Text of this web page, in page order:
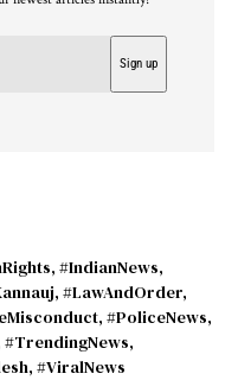
, #IndianNews,
, #LawAndOrder,
, #PoliceNews,
#TrendingNews,
, #ViralNews